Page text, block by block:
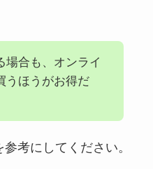
場合も、オンライ
うほうがお得だ
考にしてください。